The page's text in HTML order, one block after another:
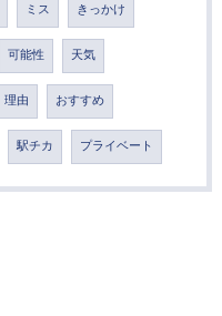
ミス きっかけ
可能性 天気
理由 おすすめ
駅チカ プライベート